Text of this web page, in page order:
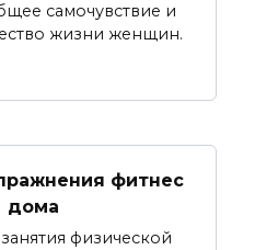
самочувствие и
жизни женщин.
фитнес
дома
физической